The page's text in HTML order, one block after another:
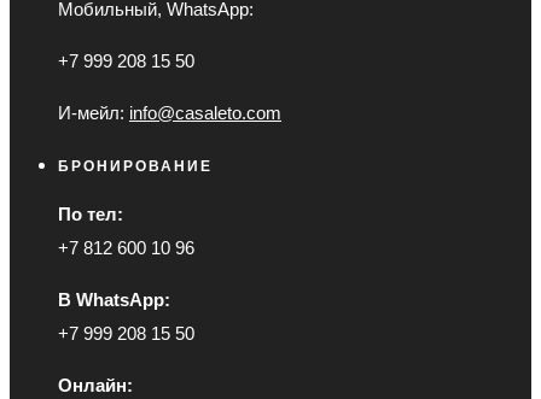
Мобильный, WhatsApp:
+7 999 208 15 50
И-мейл: info@casaleto.com
БРОНИРОВАНИЕ
По тел:
+7 812 600 10 96
В WhatsApp:
+7 999 208 15 50
Онлайн: